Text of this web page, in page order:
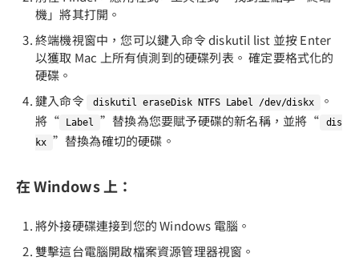
機」將其打開。
終端機視窗中，您可以鍵入命令 diskutil list 並按 Enter
以獲取 Mac 上所有偵測到的硬碟列表。 確定要格式化的
硬碟。
鍵入命令
diskutil eraseDisk NTFS Label /dev/diskx
。
將“
Label ”替換為您要賦予硬碟的新名稱，並將“
dis
kx ”替換為確切的硬碟。
在 Windows 上：
將外接硬碟連接到您的 Windows 電腦。
雙擊這台電腦開啟檔案資源管理器視窗。